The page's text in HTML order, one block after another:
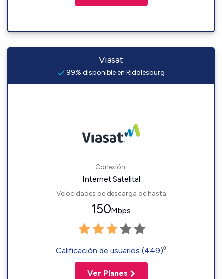
Viasat
99% disponible en Riddlesburg
Conexión:
Internet Satelital
Velocidades de descarga de hasta
150Mbps
Calificación de usuarios (449)◊
Ver Planes